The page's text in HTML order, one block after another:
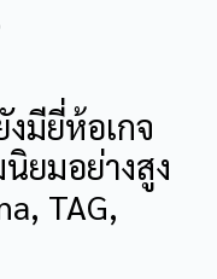
มียี่ห้อเกจ
ยมอย่างสูง
TAG,